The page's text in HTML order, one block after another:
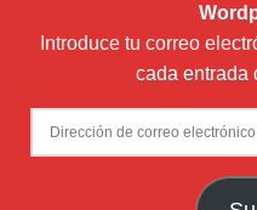
Introduce tu correo
cada entrada
Dirección
de